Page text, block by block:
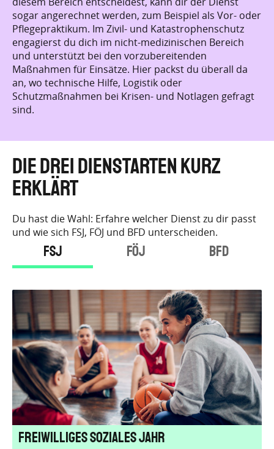
Die drei Dienstarten kurz
erklärt
Du hast die Wahl: Erfahre welcher Dienst zu dir passt
und wie sich FSJ, FÖJ und BFD unterscheiden.
FSJ FÖJ BFD
Freiwilliges Soziales Jahr